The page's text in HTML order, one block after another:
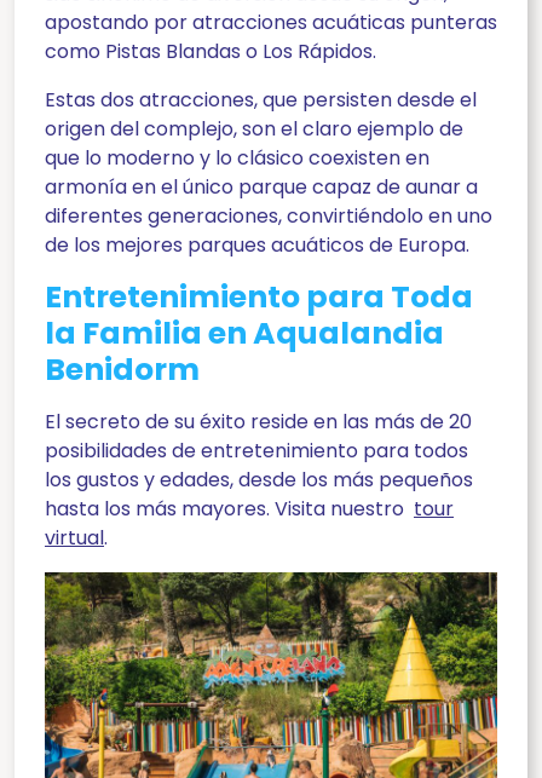
apostando por atracciones acuáticas punteras
como Pistas Blandas o Los Rápidos.
Estas dos atracciones, que persisten desde el
origen del complejo, son el claro ejemplo de
que lo moderno y lo clásico coexisten en
armonía en el único parque capaz de aunar a
diferentes generaciones, convirtiéndolo en uno
de los mejores parques acuáticos de Europa.
Entretenimiento para Toda
la Familia en Aqualandia
Benidorm
El secreto de su éxito reside en las más de 20
posibilidades de entretenimiento para todos
los gustos y edades, desde los más pequeños
hasta los más mayores. Visita nuestro tour
virtual.